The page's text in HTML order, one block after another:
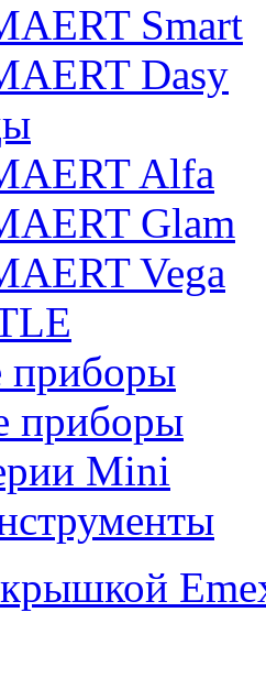
Smart
Dasy
Alfa
Glam
Vega
приборы
приборы
Mini